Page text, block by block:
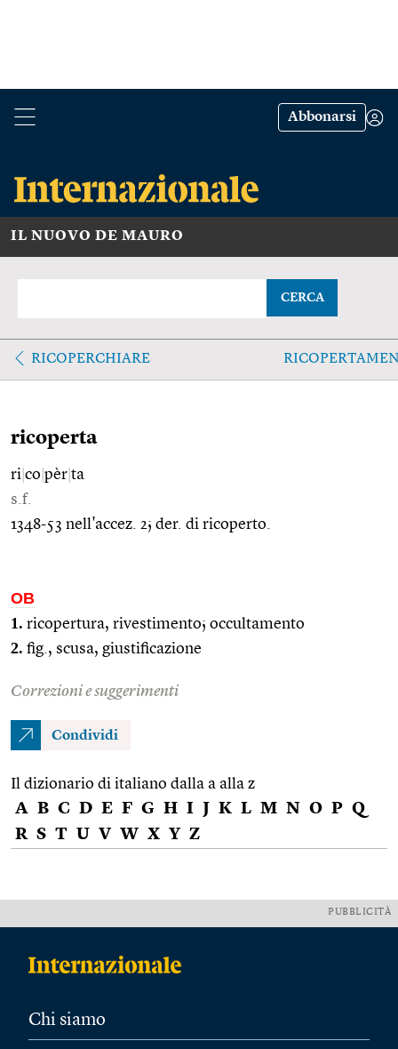
Abbonarsi
IL NUOVO DE MAURO
CERCA
RICOPERCHIARE
ricoperta
ri co pèr ta
s.f.
1348-53 nell'accez. 2; der. di ricoperto.
OB
1. ricopertura, rivestimento; occultamento
2. fig., scusa, giustificazione
Correzioni e suggerimenti
Condividi
Il dizionario di italiano dalla a alla z
A B C D E F G H I J K L M N O P Q
R S T U V W X Y Z
PUBBLICITÀ
Chi siamo